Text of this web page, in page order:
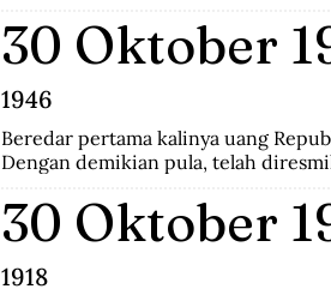
peraturan pemerintah yang
satunya Instruksi Presiden No.14
30 Oktober
1946
Beredar pertama kalinya uang
Dengan demikian pula, telah
30 Oktober
1918